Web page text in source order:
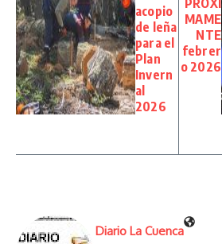
acopio
de leña
para el
Plan
Invern
al
2026
PRÓXI
MAME
NTE
febrer
o 2026
Diario La Cuenca